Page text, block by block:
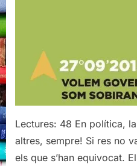
altres
Lectures: 48 En política,
altres, sempre! Si res no
els que s’han equivocat.